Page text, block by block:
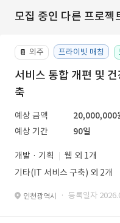
모집 중인 다른 프로젝
📔 외주 프라이빗 매칭
서비스 통합 개편 및
축
예상 금액
20,000,000
예상 기간
90일
개발 · 기획
웹 외 1개
기타(IT 서비스 구축) 외 2개
인천광역시 · 등록일자